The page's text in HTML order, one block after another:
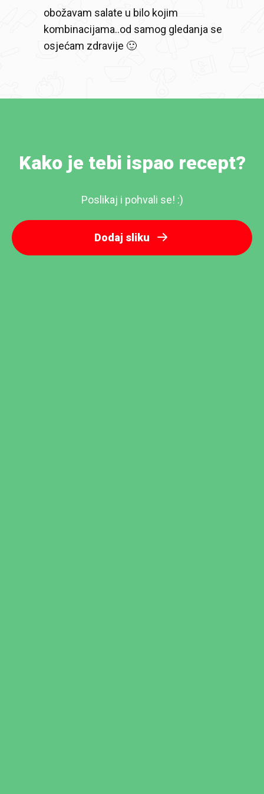
obožavam salate u bilo kojim
kombinacijama..od samog gledanja se
osjećam zdravije 🙂
Kako je tebi ispao recept?
Poslikaj i pohvali se! :)
Dodaj sliku